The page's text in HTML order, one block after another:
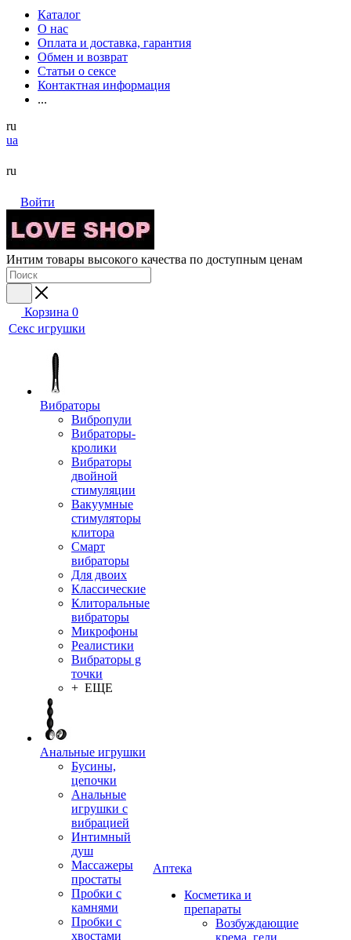
Каталог
О нас
Оплата и доставка, гарантия
Обмен и возврат
Статьи о сексе
Контактная информация
...
ru
ua
ru
Войти
Интим товары высокого качества по доступным ценам
Корзина 0
Секс игрушки
Вибраторы
Вибропули
Вибраторы-
кролики
Вибраторы
двойной
стимуляции
Вакуумные
стимуляторы
клитора
Смарт
вибраторы
Для двоих
Классические
Клиторальные
вибраторы
Микрофоны
Реалистики
Вибраторы g
точки
+ ЕЩЕ
Анальные игрушки
Бусины,
цепочки
Анальные
игрушки с
вибрацией
Интимный
душ
Массажеры
простаты
Пробки с
камнями
Пробки с
хвостами
Аптека
Косметика и
препараты
Возбуждающие
крема, гели